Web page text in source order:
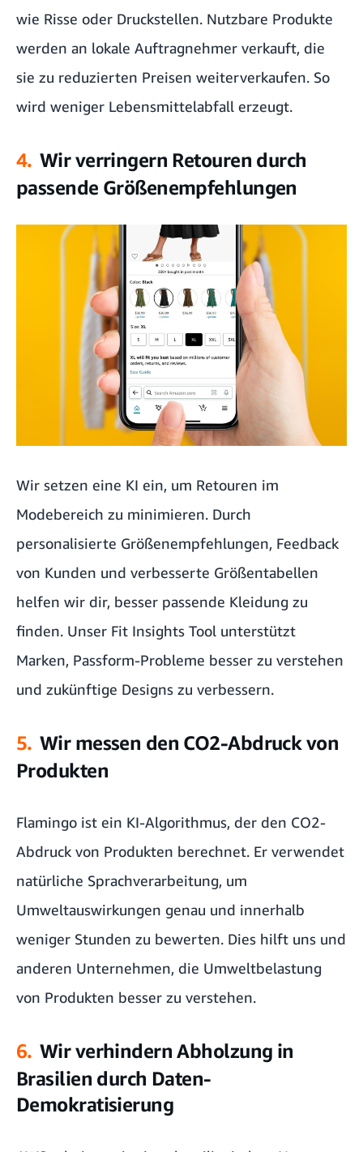
wie Risse oder Druckstellen. Nutzbare Produkte
werden an lokale Auftragnehmer verkauft, die
sie zu reduzierten Preisen weiterverkaufen. So
wird weniger Lebensmittelabfall erzeugt.
4. Wir verringern Retouren durch
passende Größenempfehlungen
Wir setzen eine KI ein, um Retouren im
Modebereich zu minimieren. Durch
personalisierte Größenempfehlungen, Feedback
von Kunden und verbesserte Größentabellen
helfen wir dir, besser passende Kleidung zu
finden. Unser Fit Insights Tool unterstützt
Marken, Passform-Probleme besser zu verstehen
und zukünftige Designs zu verbessern.
5. Wir messen den CO2-Abdruck von
Produkten
Flamingo ist ein KI-Algorithmus, der den CO2-
Abdruck von Produkten berechnet. Er verwendet
natürliche Sprachverarbeitung, um
Umweltauswirkungen genau und innerhalb
weniger Stunden zu bewerten. Dies hilft uns und
anderen Unternehmen, die Umweltbelastung
von Produkten besser zu verstehen.
6. Wir verhindern Abholzung in
Brasilien durch Daten-
Demokratisierung